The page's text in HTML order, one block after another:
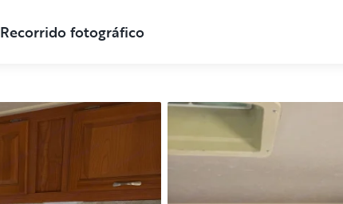
Recorrido fotográfico